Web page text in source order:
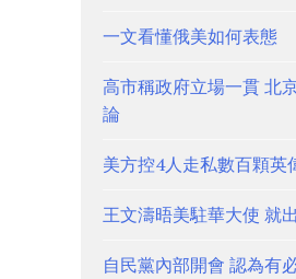
一文看懂俄美如何表態
高市稱政府立場一貫 北
論
美方控4人走私數百顆英
王文濤晤美駐華大使 就
自民黨內部開會 認為有